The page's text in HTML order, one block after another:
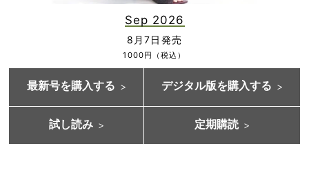
Sep 2026
8月7日発売
1000円（税込）
最新号を購入する デジタル版を購入する
試し読み 定期購読